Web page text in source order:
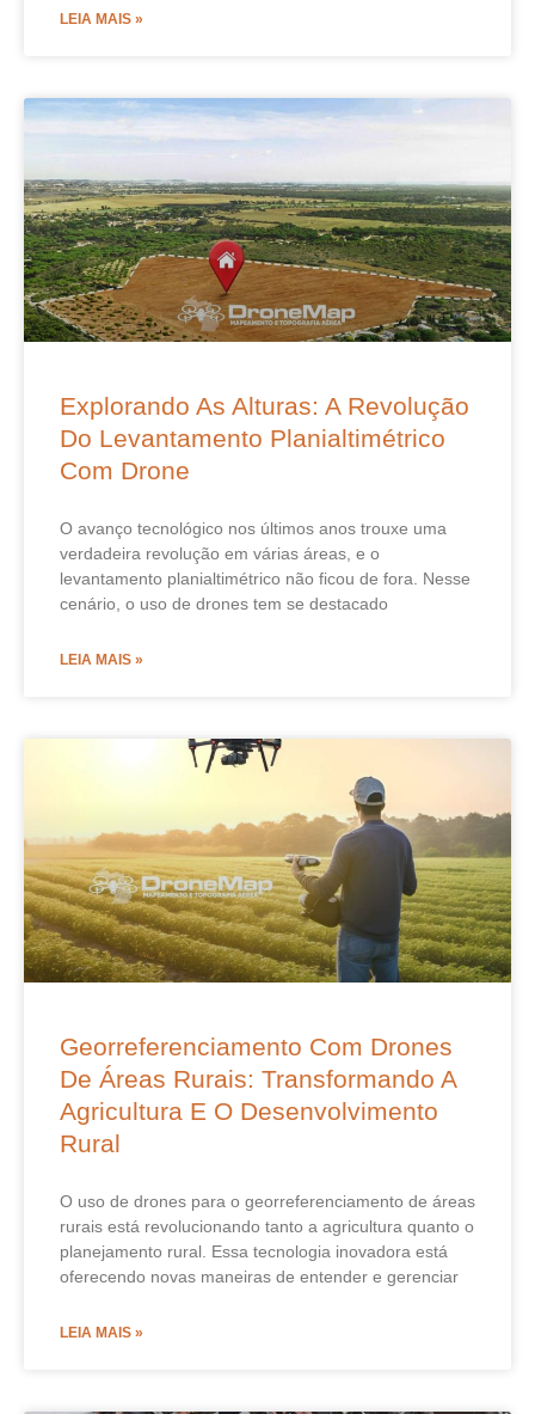
LEIA MAIS »
Explorando As Alturas: A Revolução
Do Levantamento Planialtimétrico
Com Drone
O avanço tecnológico nos últimos anos trouxe uma
verdadeira revolução em várias áreas, e o
levantamento planialtimétrico não ficou de fora. Nesse
cenário, o uso de drones tem se destacado
LEIA MAIS »
Georreferenciamento Com Drones
De Áreas Rurais: Transformando A
Agricultura E O Desenvolvimento
Rural
O uso de drones para o georreferenciamento de áreas
rurais está revolucionando tanto a agricultura quanto o
planejamento rural. Essa tecnologia inovadora está
oferecendo novas maneiras de entender e gerenciar
LEIA MAIS »